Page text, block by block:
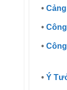
•
•
•
•Ý